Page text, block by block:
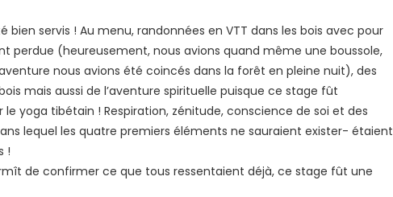
servis ! Au menu, randonnées en VTT dans les bois avec pour
perdue (heureusement, nous avions quand même une boussole,
nous avions été coincés dans la forêt en pleine nuit), des
mais aussi de l’aventure spirituelle puisque ce stage fût
yoga tibétain ! Respiration, zénitude, conscience de soi et des
lequel les quatre premiers éléments ne sauraient exister- étaient
!
de confirmer ce que tous ressentaient déjà, ce stage fût une